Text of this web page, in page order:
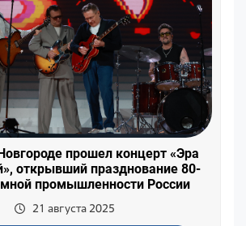
прошел концерт «Эра
открывший празднование 80-
промышленности России
21 августа 2025